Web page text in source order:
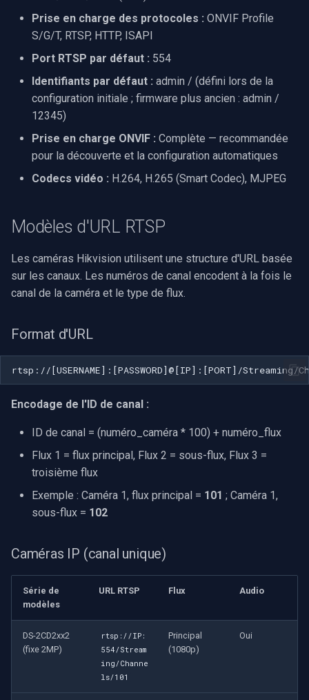
audio
rendu vidéo WinForms
Désinstaller un filtre
DirectShow
VideoView définir une
personnalisée
VU-mètres
moteurs de rendu
Pre-Event Recording
Serveur RTSP
direct
Pont
ElevenLabs
NVIDIA
AMA
OpenGL
AWS
Spécifique à Windows
Spécifique à Linux
Spécifique à Apple
Latence élevée
Ressources connexes
Capture vidéo (WMV)
Moteur de rendu vidéo
Prise en charge des protocoles : ONVIF Profile
S/G/T, RTSP, HTTP, ISAPI
Port RTSP par défaut : 554
Identifiants par défaut : admin / (défini lors de la
configuration initiale ; firmware plus ancien : admin /
12345)
Prise en charge ONVIF : Complète — recommandée
pour la découverte et la configuration automatiques
Codecs vidéo : H.264, H.265 (Smart Codec), MJPEG
Modèles d'URL RTSP
Les caméras Hikvision utilisent une structure d'URL basée
sur les canaux. Les numéros de canal encodent à la fois le
canal de la caméra et le type de flux.
Format d'URL
Encodage de l'ID de canal :
ID de canal = (numéro_caméra * 100) + numéro_flux
Flux 1 = flux principal, Flux 2 = sous-flux, Flux 3 =
troisième flux
Exemple : Caméra 1, flux principal = 101 ; Caméra 1,
sous-flux = 102
Caméras IP (canal unique)
Série de
modèles
URL RTSP Flux Audio
DS-2CD2xx2
(fixe 2MP)
rtsp://IP:
554/Stream
ing/Channe
ls/101
Principal
(1080p)
Oui